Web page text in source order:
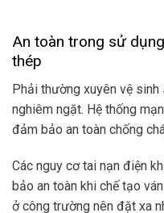
An toàn trong sử
thép
Phải thường xuyên vệ
nghiêm ngặt. Hệ thống
đảm bảo an toàn chống
Các nguy cơ tai nạn điện
bảo an toàn khi chế tạo
ở công trường nên đặt xa